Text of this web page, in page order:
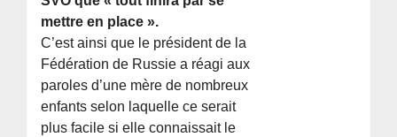
mettre en place ».
C’est ainsi que le président de la
Fédération de Russie a réagi aux
paroles d’une mère de nombreux
enfants selon laquelle ce serait
plus facile si elle connaissait le